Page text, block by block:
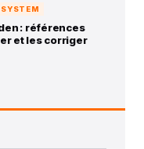
: références
et les corriger